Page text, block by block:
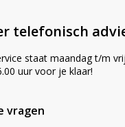
telefonisch
staat maandag t/m
uur voor je klaar!
vragen